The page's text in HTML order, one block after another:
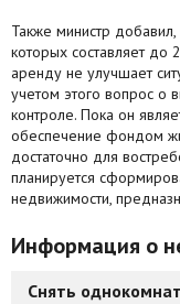
Также министр
которых составляет до
аренду не улучшает
учетом этого вопрос о
контроле. Пока он
обеспечение фондом
достаточно для
планируется
недвижимости,
Информация о
Снять